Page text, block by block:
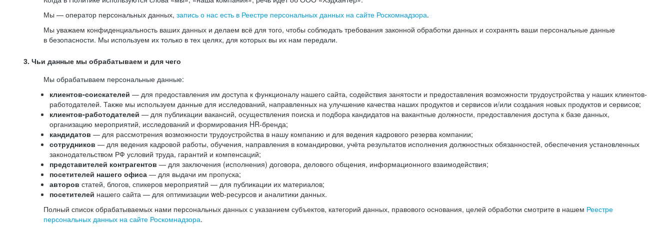
Мы — оператор персональных данных, запись о нас есть в Реестре персональных данных на сайте Роскомнадзора.
Мы уважаем конфиденциальность ваших данных и делаем всё для того, чтобы соблюдать требования законной обработки данных и сохранять ваши персональные данные
в безопасности. Мы используем их только в тех целях, для которых вы их нам передали.
3. Чьи данные мы обрабатываем и для чего
Мы обрабатываем персональные данные:
клиентов-соискателей — для предоставления им доступа к функционалу нашего сайта, содействия занятости и предоставления возможности трудоустройства у наших клиентов-
работодателей. Также мы используем данные для исследований, направленных на улучшение качества наших продуктов и сервисов и/или создания новых продуктов и сервисов;
клиентов-работодателей — для публикации вакансий, осуществления поиска и подбора кандидатов на вакантные должности, предоставления доступа к базе данных,
организацию мероприятий, исследований и формирования HR-бренда;
кандидатов — для рассмотрения возможности трудоустройства в нашу компанию и для ведения кадрового резерва компании;
сотрудников — для ведения кадровой работы, обучения, направления в командировки, учёта результатов исполнения должностных обязанностей, обеспечения установленных
законодательством РФ условий труда, гарантий и компенсаций;
представителей контрагентов — для заключения (исполнения) договора, делового общения, информационного взаимодействия;
посетителей нашего офиса — для выдачи им пропуска;
авторов статей, блогов, спикеров мероприятий — для публикации их материалов;
посетителей нашего сайта — для оптимизации web-ресурсов и аналитики данных.
Полный список обрабатываемых нами персональных данных с указанием субъектов, категорий данных, правового основания, целей обработки смотрите в нашем Реестре
персональных данных на сайте Роскомнадзора.